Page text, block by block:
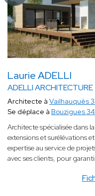
Laurie ADELLI
ADELLI ARCHITECTURE
Architecte à Vailhauquès
Se déplace à Bouzigues
Architecte spécialisée dans
extensions et surélévations
expertise au service de
avec ses clients, pour